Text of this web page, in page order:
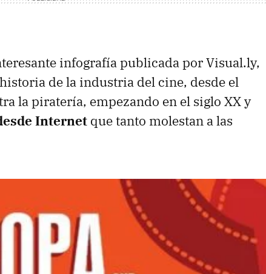
infografía publicada por Visual.ly,
de la industria del cine, desde el
la piratería, empezando en el siglo XX y
Internet que tanto molestan a las